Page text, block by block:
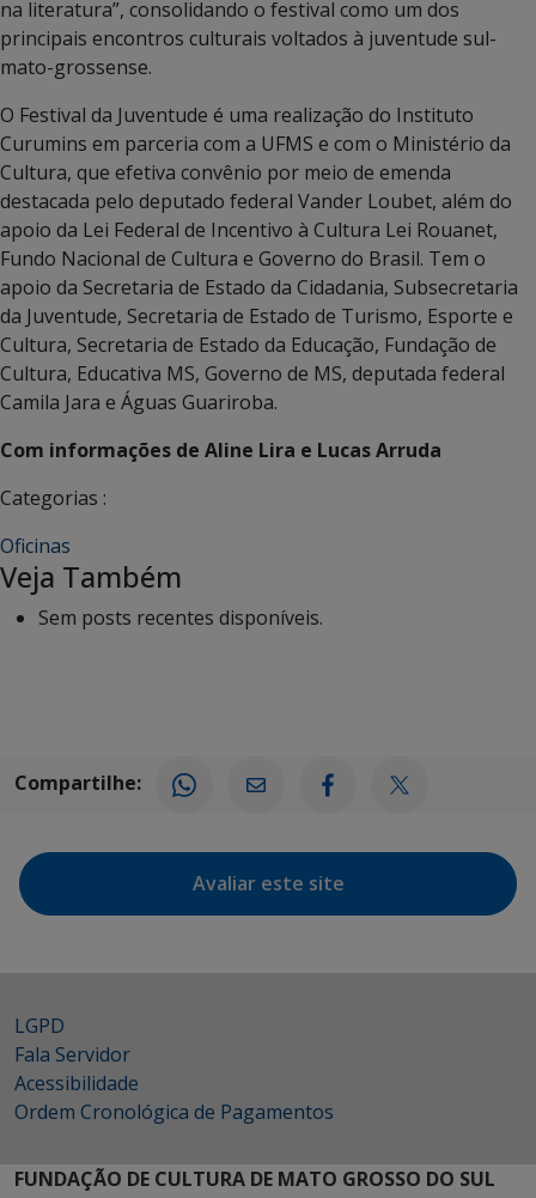
na literatura”, consolidando o festival como um dos
principais encontros culturais voltados à juventude sul-
mato-grossense.
O Festival da Juventude é uma realização do Instituto
Curumins em parceria com a UFMS e com o Ministério da
Cultura, que efetiva convênio por meio de emenda
destacada pelo deputado federal Vander Loubet, além do
apoio da Lei Federal de Incentivo à Cultura Lei Rouanet,
Fundo Nacional de Cultura e Governo do Brasil. Tem o
apoio da Secretaria de Estado da Cidadania, Subsecretaria
da Juventude, Secretaria de Estado de Turismo, Esporte e
Cultura, Secretaria de Estado da Educação, Fundação de
Cultura, Educativa MS, Governo de MS, deputada federal
Camila Jara e Águas Guariroba.
Com informações de Aline Lira e Lucas Arruda
Categorias :
Oficinas
Veja Também
Sem posts recentes disponíveis.
Compartilhe:
Avaliar este site
LGPD
Fala Servidor
Acessibilidade
Ordem Cronológica de Pagamentos
FUNDAÇÃO DE CULTURA DE MATO GROSSO DO SUL